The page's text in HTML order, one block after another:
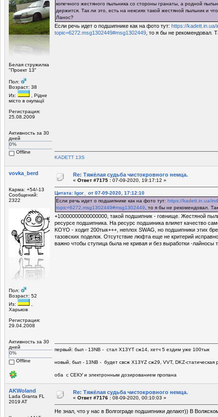
Белая стружилка
"Проект 13"
Пол:
Возраст: 38
Из:
, Рiдне
мicто в окупацiї
Регистрация:
25.08.2009
Активность за 30
дней
0%
Offline
копечного жестяного пыльника со стороны гранаты, а родной
держится. Так ли это, есть на нексиях такой жестяной пыльник и
Ланос?
Если речь идет о подшипнике как на фото тут: https://kadett.in.ua/
topic=6272.msg1302449#msg1302449 , то я бы не рекомендовал.
KADETT 13S
vovka_berd
Карма: +54/-13
Сообщений:
2322
Пол:
Возраст: 52
Из:
Харьков
Регистрация:
29.04.2008
Активность за 30
дней
0%
Offline
Re: Тяжёлая судьба чистокровного немца.
« Ответ #7175 : 07-09-2020, 19:17:12 »
Цитата: Igor_ от 07-09-2020, 17:12:10
Если речь идет о подшипнике как на фото тут: https://kadett.in.ua/
topic=6272.msg1302449#msg1302449 , то я бы не рекомендовал.
+10000000000000000, такой подшипник - говнище. Жестяной
ресурсе подшипника. На ресурс подшиника влияет качество
KOYO - ходит 200тык+++, неплох SWAG, но подшипники этих
тазовских поделок. Отсутствие люфта еще не критерий
важно чтобы ступица была не кривая и без выработки -лайносы
первый: был - 13NB - стал Х13YT сж14, хетч 5 ездим уже 100тык
новый, был - 13NB - будет свсж Х13YZ сж29, VVT, DKZ-статическая
оба с СЕКУ и электронным дозированием пропана
AKWoland
Lada Granta FL
2019 AT
Re: Тяжёлая судьба чистокровного немца.
« Ответ #7176 : 08-09-2020, 00:10:03 »
Не знал, что у нас в Волгограде подшипники делают)) В